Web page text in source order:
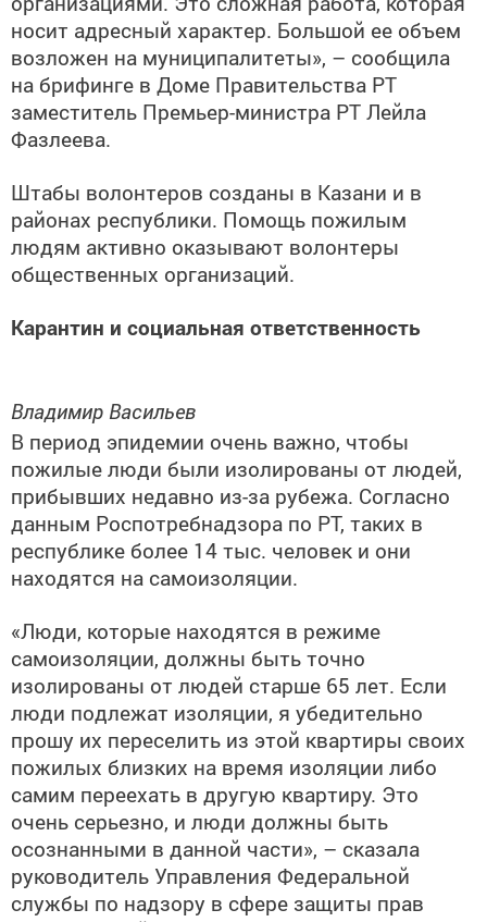
носит адресный характер. Большой ее объем
возложен на муниципалитеты», – сообщила
на брифинге в Доме Правительства РТ
заместитель Премьер-министра РТ Лейла
Фазлеева.
Штабы волонтеров созданы в Казани и в
районах республики. Помощь пожилым
людям активно оказывают волонтеры
общественных организаций.
Карантин и социальная ответственность
Владимир Васильев
В период эпидемии очень важно, чтобы
пожилые люди были изолированы от людей,
прибывших недавно из-за рубежа. Согласно
данным Роспотребнадзора по РТ, таких в
республике более 14 тыс. человек и они
находятся на самоизоляции.
«Люди, которые находятся в режиме
самоизоляции, должны быть точно
изолированы от людей старше 65 лет. Если
люди подлежат изоляции, я убедительно
прошу их переселить из этой квартиры своих
пожилых близких на время изоляции либо
самим переехать в другую квартиру. Это
очень серьезно, и люди должны быть
осознанными в данной части», – сказала
руководитель Управления Федеральной
службы по надзору в сфере защиты прав